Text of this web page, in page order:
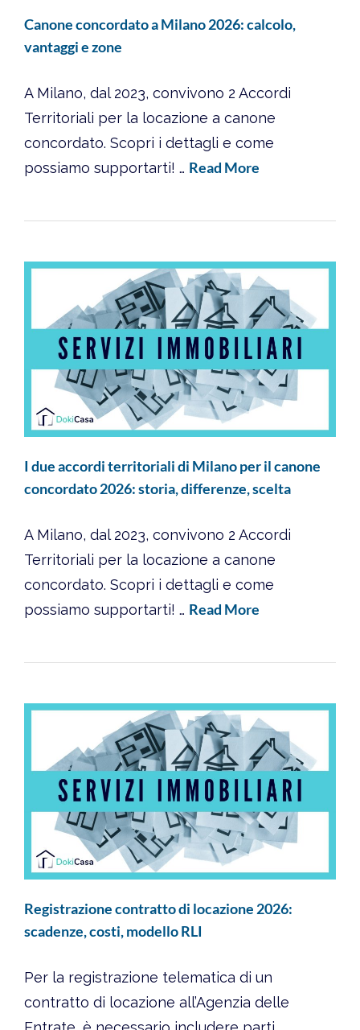
Canone concordato a Milano 2026: calcolo,
vantaggi e zone
A Milano, dal 2023, convivono 2 Accordi
Territoriali per la locazione a canone
concordato. Scopri i dettagli e come
possiamo supportarti! … Read More
I due accordi territoriali di Milano per il canone
concordato 2026: storia, differenze, scelta
A Milano, dal 2023, convivono 2 Accordi
Territoriali per la locazione a canone
concordato. Scopri i dettagli e come
possiamo supportarti! … Read More
Registrazione contratto di locazione 2026:
scadenze, costi, modello RLI
Per la registrazione telematica di un
contratto di locazione all’Agenzia delle